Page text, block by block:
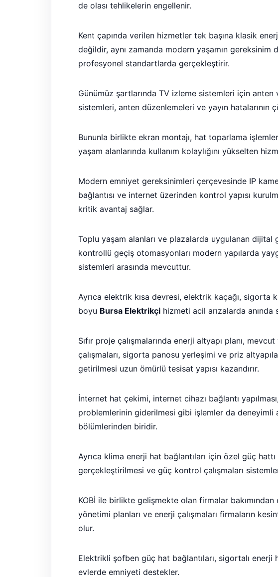
de olası tehlikelerin engellenir.
Kent çapında verilen hizmetler tek başına klasik
değildir, aynı zamanda modern yaşamın gereksinim
profesyonel standartlarda gerçekleştirir.
Günümüz şartlarında TV izleme sistemleri için
sistemleri, anten düzenlemeleri ve yayın hatalarının
Bununla birlikte ekran montajı, hat toparlama
yaşam alanlarında kullanım kolaylığını yükselten
Modern emniyet gereksinimleri çerçevesinde IP
bağlantısı ve internet üzerinden kontrol yapısı
kritik avantaj sağlar.
Toplu yaşam alanları ve plazalarda uygulanan
kontrollü geçiş otomasyonları modern yapılarda
sistemleri arasında mevcuttur.
Ayrıca elektrik kısa devresi, elektrik kaçağı, sigorta
boyu Bursa Elektrikçihizmeti acil arızalarda anında
Sıfır proje çalışmalarında enerji altyapı planı,
çalışmaları, sigorta panosu yerleşimi ve priz
getirilmesi uzun ömürlü tesisat yapısı kazandırır.
İnternet hat çekimi, internet cihazı bağlantı
problemlerinin giderilmesi gibi işlemler da deneyimli
bölümlerinden biridir.
Ayrıca klima enerji hat bağlantıları için özel güç
gerçekleştirilmesi ve güç kontrol çalışmaları
KOBİ ile birlikte gelişmekte olan firmalar
yönetimi planları ve enerji çalışmaları firmaların
olur.
Elektrikli şofben güç hat bağlantıları, sigortalı enerji
evlerde emniyeti destekler.